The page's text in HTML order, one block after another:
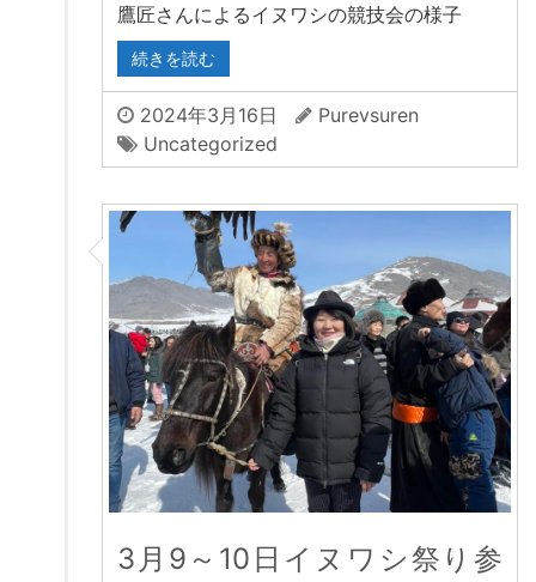
鷹匠さんによるイヌワシの競技会の様子
続きを読む
2024年3月16日
Purevsuren
Uncategorized
3月9～10日イヌワシ祭り参